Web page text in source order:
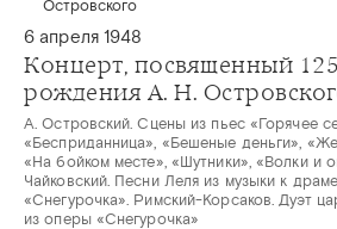
6 апреля 1948
Концерт, посвященный
рождения А. Н.
А. Островский. Сцены из пьес «Горячее
«Бесприданница», «Бешеные деньги»,
«На бойком месте», «Шутники», «Волки и
Чайковский. Песни Леля из музыки к
«Снегурочка». Римский-Корсаков. Дуэт
из оперы «Снегурочка»